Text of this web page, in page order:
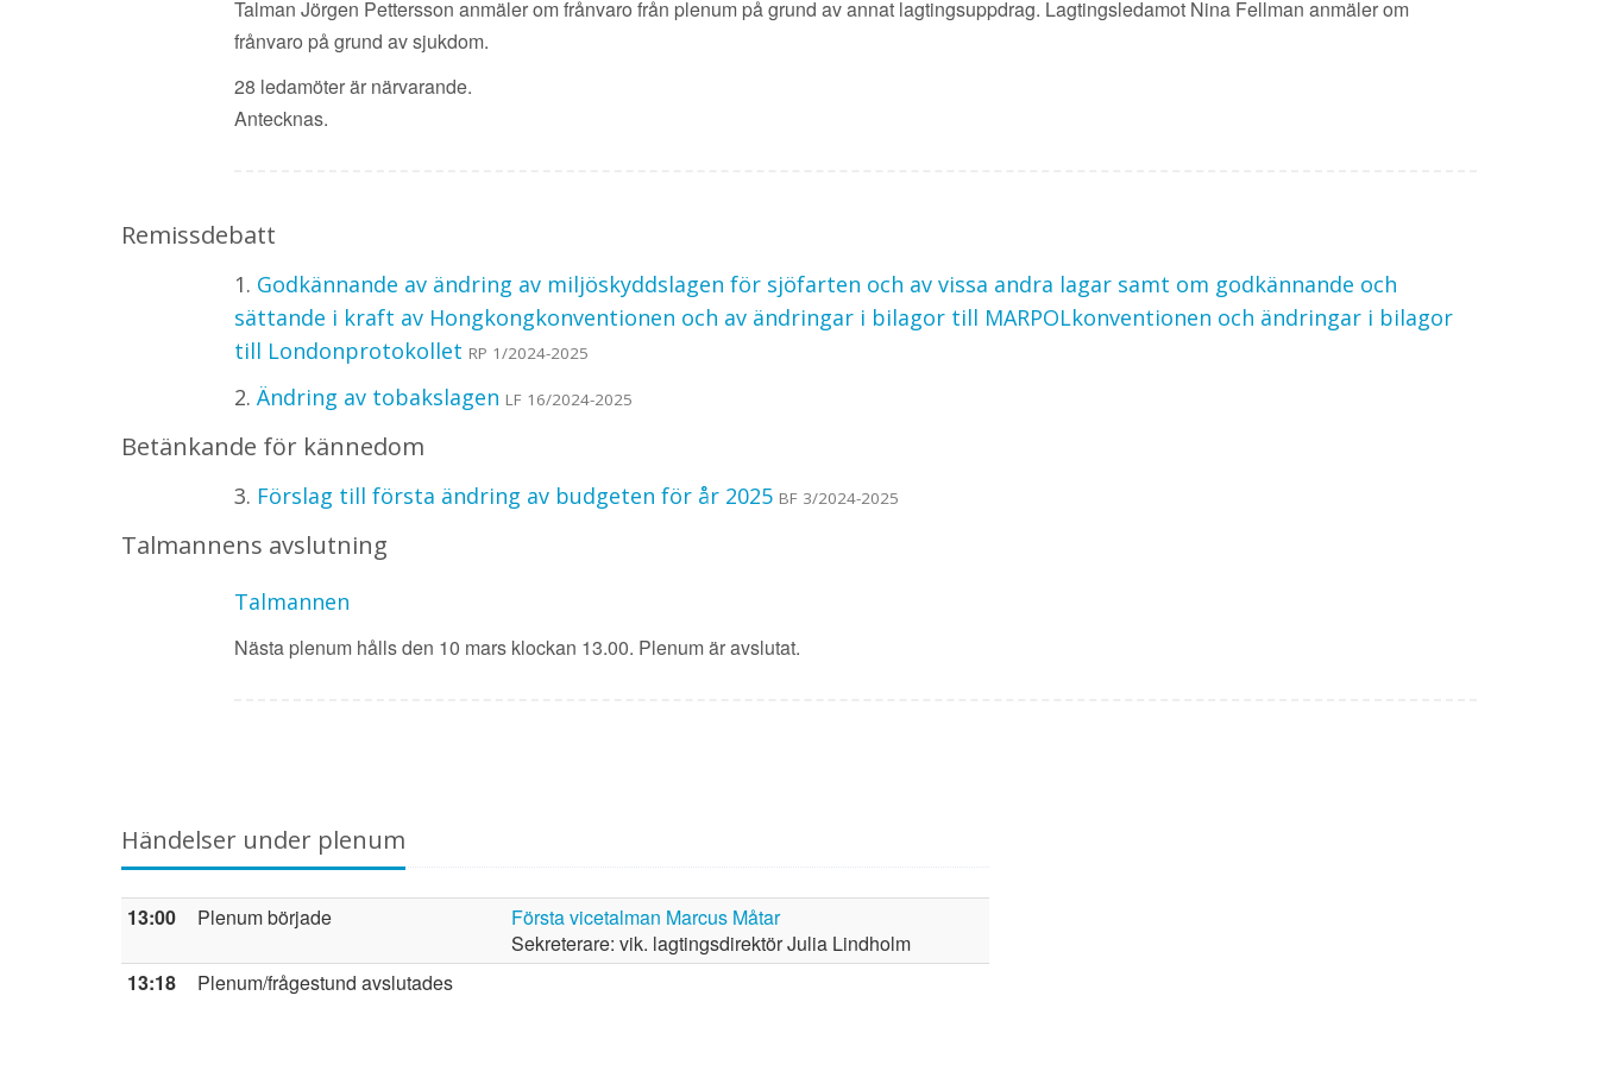
Talman Jörgen Pettersson anmäler om frånvaro från plenum på grund av annat lagtingsuppdrag. Lagtingsledamot Nina Fellman anmäler om
frånvaro på grund av sjukdom.
28 ledamöter är närvarande.
Antecknas.
Remissdebatt
1. Godkännande av ändring av miljöskyddslagen för sjöfarten och av vissa andra lagar samt om godkännande och
sättande i kraft av Hongkongkonventionen och av ändringar i bilagor till MARPOLkonventionen och ändringar i bilagor
till Londonprotokollet RP 1/2024-2025
2. Ändring av tobakslagen LF 16/2024-2025
Betänkande för kännedom
3. Förslag till första ändring av budgeten för år 2025 BF 3/2024-2025
Talmannens avslutning
Talmannen
Nästa plenum hålls den 10 mars klockan 13.00. Plenum är avslutat.
Händelser under plenum
13:00 Plenum började
Första vicetalman Marcus Måtar
Sekreterare: vik. lagtingsdirektör Julia Lindholm
13:18
Plenum/frågestund avslutades